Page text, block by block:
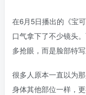
在6月5日播出的《宝
口气拿下了不少镜头
多抢眼，而是脸部特写
很多人原本一直以为
身体其他部位一样，